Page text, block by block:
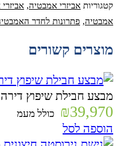
קטגוריות אביזרי אמבטיה,
אמבטיה, פתרונות לחדר
מוצרים קשורים
מבצע חבילת שיפוץ
₪39,970 כולל מעמ
הוספה לסל